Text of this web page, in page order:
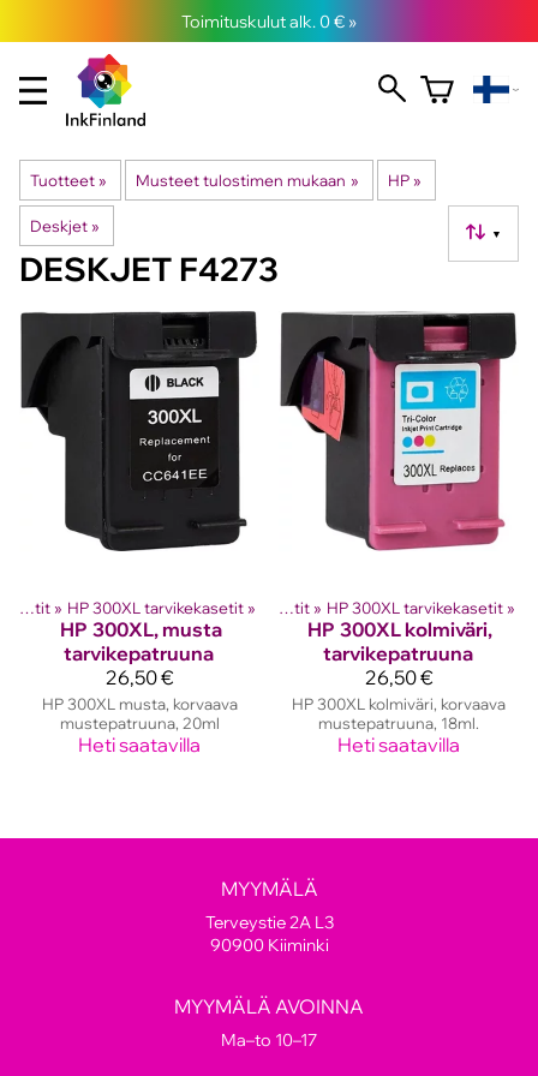
Toimituskulut alk. 0 € »
Tuotteet ‪» Musteet tulostimen mukaan ‪» HP ‪»
Deskjet ‪» ▼
DESKJET F4273
HP mustekasetit ‪» HP 300XL tarvikekasetit ‪»
HP 300XL, musta
tarvikepatruuna
26,50 €
HP 300XL musta, korvaava
mustepatruuna, 20ml
Heti saatavilla
kasetit‪» HP mustekasetit ‪» HP 300XL tarvikekasetit ‪»
HP 300XL kolmiväri,
tarvikepatruuna
26,50 €
HP 300XL kolmiväri, korvaava
mustepatruuna, 18ml.
Heti saatavilla
MYYMÄLÄ
Terveystie 2A L3
90900 Kiiminki
MYYMÄLÄ AVOINNA
Ma–to 10–17